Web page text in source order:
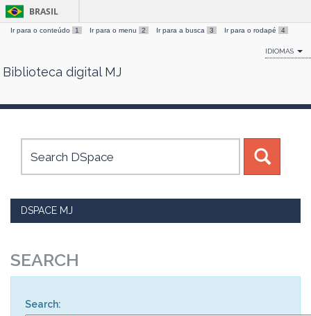
Skip
BRASIL
Ir para o conteúdo 1 Ir para o menu 2 Ir para a busca 3 Ir para o rodapé 4
IDIOMAS
Biblioteca digital MJ
DSPACE MJ
SEARCH
Search: